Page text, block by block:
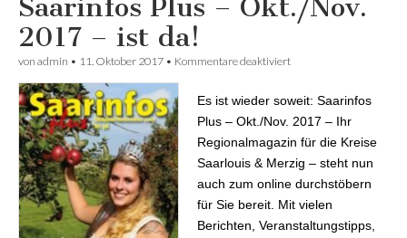
Saarinfos Plus – Okt./Nov.
2017 – ist da!
von admin • 11. Oktober 2017 • Kommentare deaktiviert
Es ist wieder soweit: Saarinfos
Plus – Okt./Nov. 2017 – Ihr
Regionalmagazin für die Kreise
Saarlouis & Merzig – steht nun
auch zum online durchstöbern
für Sie bereit. Mit vielen
Berichten, Veranstaltungstipps,